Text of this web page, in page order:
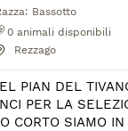
Bassotto
0 animali disponibili
Rezzago
PIAN DEL
PER LA
CORTO SIAMO